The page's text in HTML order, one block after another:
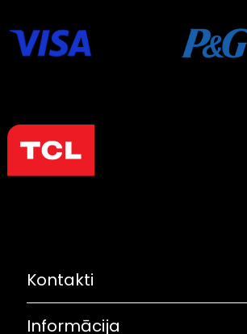
Kontakti
Adrese: Grostonas iela 6B, Rīga
Informācija